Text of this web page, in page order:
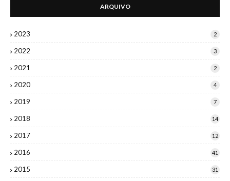
ARQUIVO
2023 2
2022 3
2021 2
2020 4
2019 7
2018 14
2017 12
2016 41
2015 31